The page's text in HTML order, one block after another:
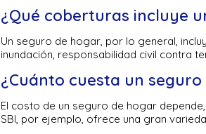
¿Qué coberturas incluye
Un seguro de hogar, por lo general,
inundación, responsabilidad civil contra
¿Cuánto cuesta un
El costo de un seguro de hogar
SBI, por ejemplo, ofrece una gran